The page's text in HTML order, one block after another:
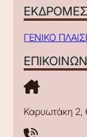
ΕΚΔΡΟΜΕΣ
ΓΕΝΙΚΟ
Καρυωτάκη 2,